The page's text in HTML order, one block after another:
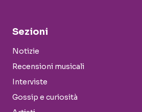
Sezioni
Notizie
Recensioni musicali
Interviste
Gossip e curiosità